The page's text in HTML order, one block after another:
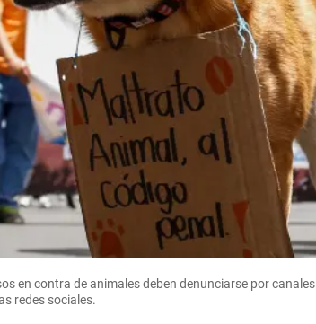
en contra de animales deben denunciarse por canales
redes sociales.